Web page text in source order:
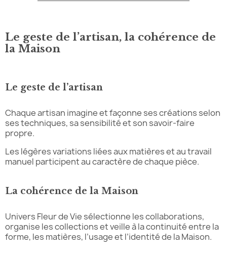
Le geste de l’artisan, la cohérence de
la Maison
Le geste de l’artisan
Chaque artisan imagine et façonne ses créations selon
ses techniques, sa sensibilité et son savoir-faire
propre.
Les légères variations liées aux matières et au travail
manuel participent au caractère de chaque pièce.
La cohérence de la Maison
Univers Fleur de Vie sélectionne les collaborations,
organise les collections et veille à la continuité entre la
forme, les matières, l’usage et l’identité de la Maison.